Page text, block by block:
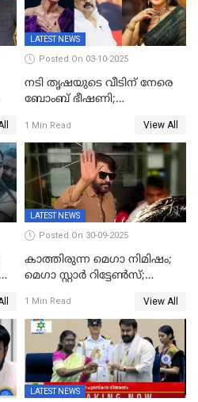
LATEST NEWS
Posted On 03-10-2025
നടി തൃഷയുടെ വീടിന് നേരെ
ബോംബ് ഭീഷണി;
കണ്ടെത്തൽ
1 Min Read View All
LATEST NEWS
Posted On 30-09-2025
കാത്തിരുന്ന മെഗാ നിമിഷം;
മെഗാ സ്റ്റാർ റിട്ടേൺസ്;
ക്യാമറയ്ക്ക് മുന്നിലേക്ക്
1 Min Read View All
LATEST NEWS